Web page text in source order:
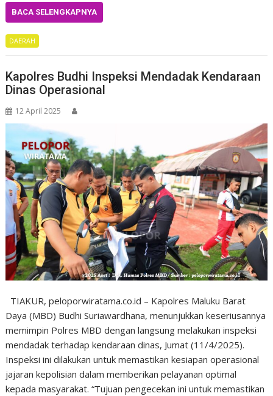
BACA SELENGKAPNYA
DAERAH
Kapolres Budhi Inspeksi Mendadak Kendaraan
Dinas Operasional
12 April 2025
TIAKUR, peloporwiratama.co.id – Kapolres Maluku Barat
Daya (MBD) Budhi Suriawardhana, menunjukkan keseriusannya
memimpin Polres MBD dengan langsung melakukan inspeksi
mendadak terhadap kendaraan dinas, Jumat (11/4/2025).
Inspeksi ini dilakukan untuk memastikan kesiapan operasional
jajaran kepolisian dalam memberikan pelayanan optimal
kepada masyarakat. “Tujuan pengecekan ini untuk memastikan